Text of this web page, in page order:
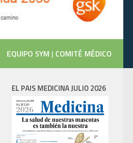
EQUIPO SYM | COMITÉ MÉDICO
EL PAIS MEDICINA JULIO 2026